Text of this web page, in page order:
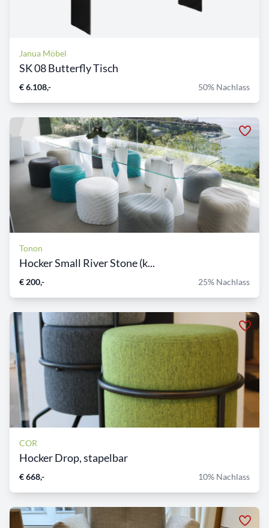
Janua Möbel
SK 08 Butterfly Tisch
€ 6.108,- 50% Nachlass
Tonon
Hocker Small River Stone (k...
€ 200,- 25% Nachlass
COR
Hocker Drop, stapelbar
€ 668,- 10% Nachlass